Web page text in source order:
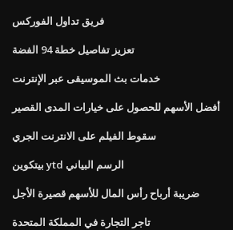
فريق تداول الفوركس
تعزيز تفاصيل خطة 94 الفضة
خدمات بث الموسيقى عبر الإنترنت
أفضل الأسهم للحصول على خيارات المدى القصير
سقوط الفيلم على الانترنت الجري
بيتكوين ytd الرسم البياني
ضريبة أرباح رأس المال للأسهم قصيرة الأجل
تاجر التجارة في المملكة المتحدة